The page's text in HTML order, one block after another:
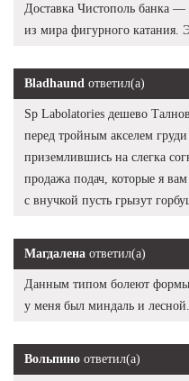
Доставка Чистополь банка —
из мира фигурного катания.
Bladhaund ответил(а)
Sp Labolatories дешево
перед тройным акселем
приземлившись на слегка
продажа подач, которые я
с внучкой пусть грызут
Магдалена ответил(а)
Данным типом болеют
у меня был миндаль и лесной.
Вольпино ответил(а)